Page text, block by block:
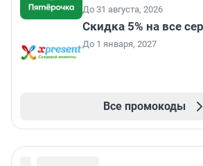
До 31 августа, 2026
Скидка 5% на все
До 1 января, 2027
Все промокоды